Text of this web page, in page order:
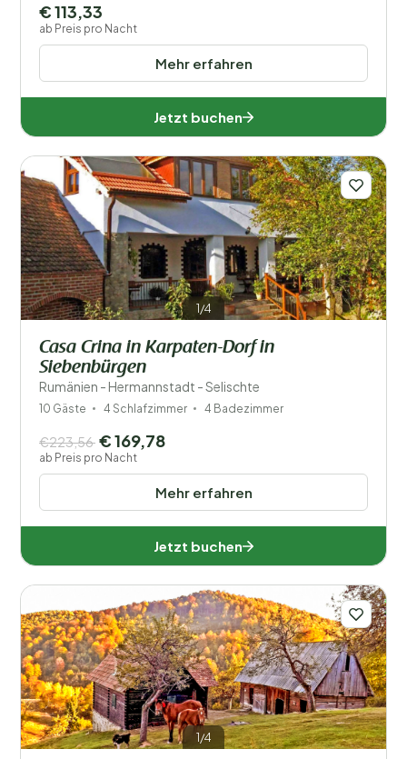
Mehr erfahren
€ 113,33
ab Preis pro Nacht
Jetzt buchen
1/4
Casa Crina in Karpaten-Dorf in
Siebenbürgen
Rumänien - Hermannstadt - Selischte
10 Gäste 4 Schlafzimmer 4 Badezimmer
Mehr erfahren
€223,56 € 169,78
ab Preis pro Nacht
Jetzt buchen
1/4